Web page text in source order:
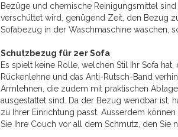
Bezüge und chemische Reinigungsmittel
verschüttet wird, genügend Zeit, den Bezug
Sofabezug in der Waschmaschine waschen,
Schutzbezug für 2er Sofa
Es spielt keine Rolle, welchen Stil Ihr Sofa
Rückenlehne und das Anti-Rutsch-Band
Armlehnen, die zudem mit praktischen
ausgestattet sind. Da der Bezug wendbar ist,
zu Ihrer Einrichtung passt. Ausserdem
Sie Ihre Couch vor all dem Schmutz, den Sie